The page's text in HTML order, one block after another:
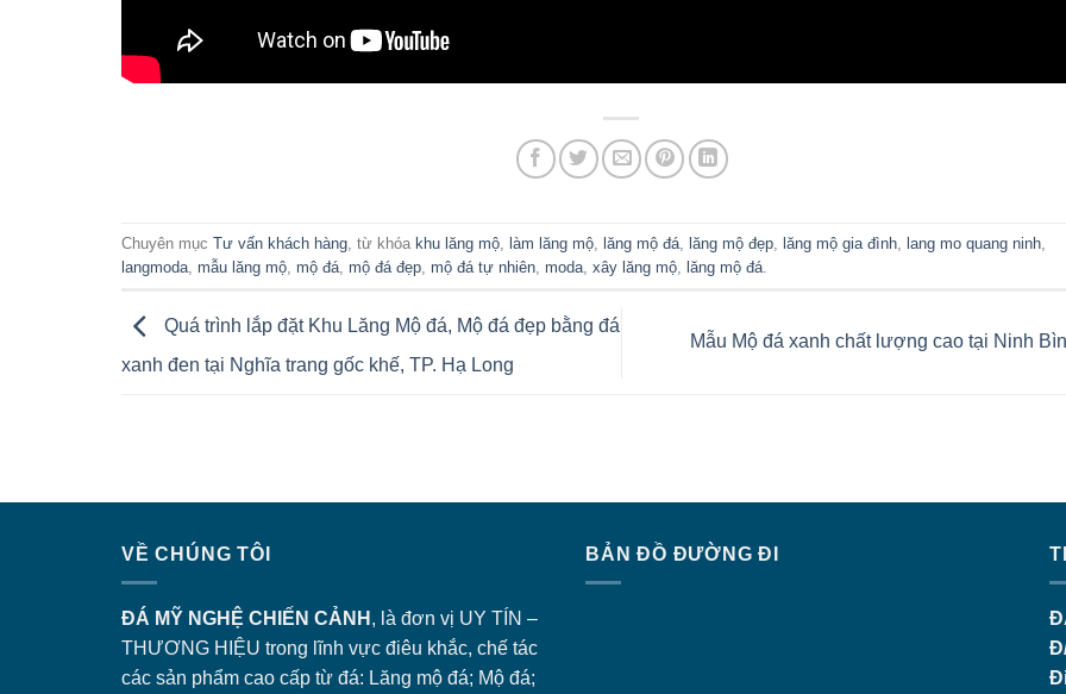
Chuyên mục Tư vấn khách hàng , từ khóa khu lăng mộ làm lăng mộ lăng mộ đá lăng mộ đẹp lăng mộ gia đình lang mo quang ninh
langmoda mẫu lăng mộ mộ đá mộ đá đẹp mộ đá tự nhiên moda xây lăng mộ lăng mộ đá
Quá trình lắp đặt Khu Lăng Mộ đá, Mộ đá đẹp bằng đá
xanh đen tại Nghĩa trang gốc khế, TP. Hạ Long
Mẫu Mộ đá xanh chất lượng cao tại Ninh
VỀ CHÚNG TÔI
ĐÁ MỸ NGHỆ CHIẾN CẢNH , là đơn vị UY TÍN –
THƯƠNG HIỆU trong lĩnh vực điêu khắc, chế tác
các sản phẩm cao cấp từ đá: Lăng mộ đá; Mộ đá;
BẢN ĐỒ ĐƯỜNG ĐI